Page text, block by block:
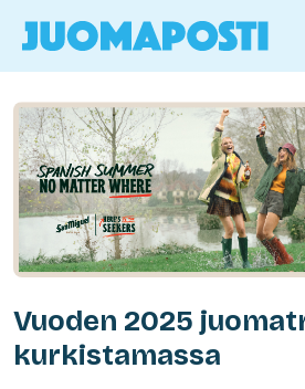
Vuoden 2025
kurkistamassa